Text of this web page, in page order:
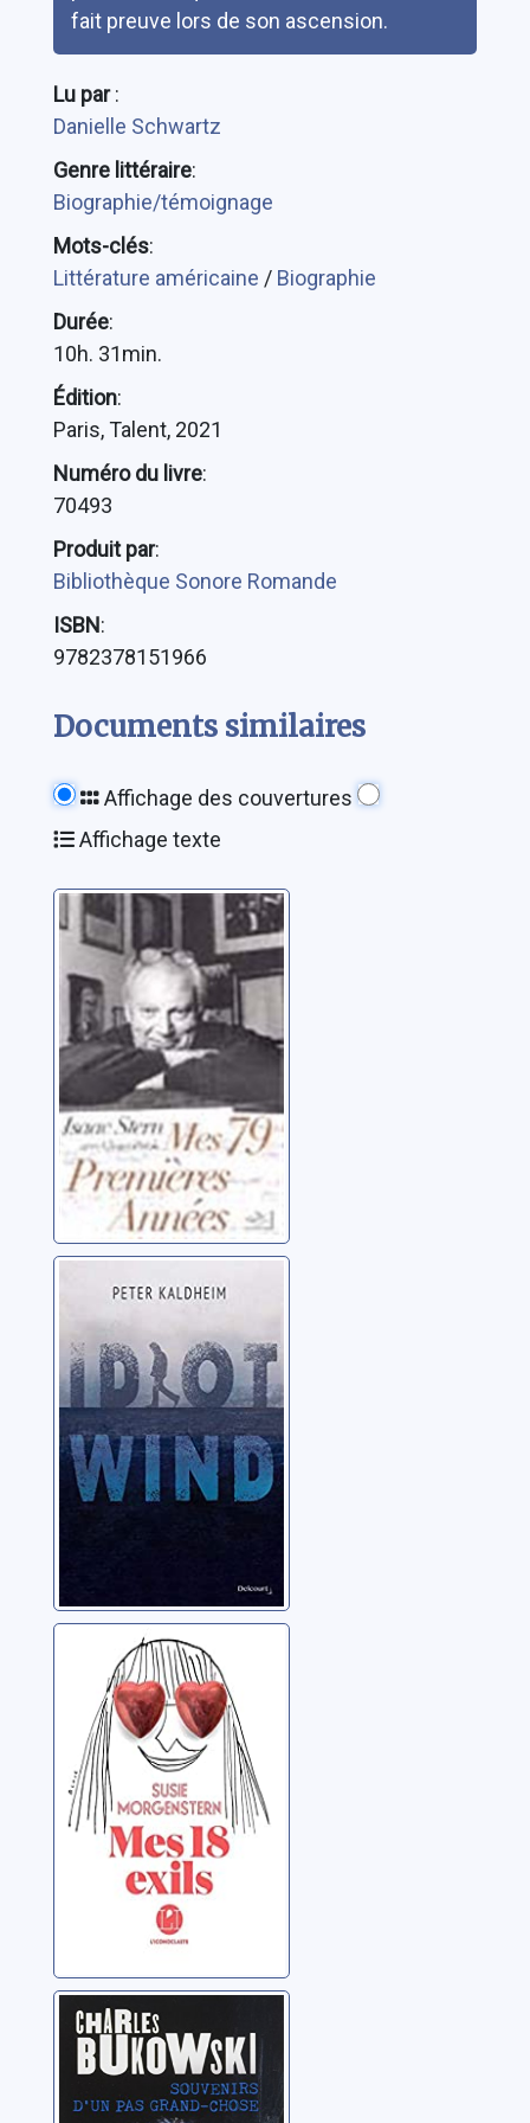
fait preuve lors de son ascension.
Lu par:
Danielle Schwartz
Genre littéraire:
Biographie/témoignage
Mots-clés:
Littérature américaine / Biographie
Durée:
10h. 31min.
Édition:
Paris, Talent, 2021
Numéro du livre:
70493
Produit par:
Bibliothèque Sonore Romande
ISBN:
9782378151966
Documents similaires
Affichage des couvertures
Affichage texte
Mes 79
premières
années
Stern, Isaac
Idiot Wind
Kaldheim, Peter
Mes 18 exils
Morgenstern, Susie
Souvenirs d'un
pas grand-chose
Bukowski, Charles